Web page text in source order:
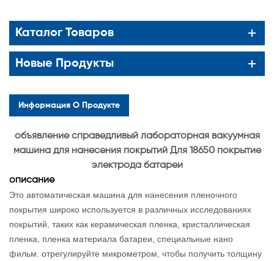
Каталог Товаров
Новые Продукты
Информация О Продукте
объявлениесправедливый лабораторная вакуумная
машина для нанесения покрытий Для 18650 покрытие
электрода батареи
описание
Это автоматическая машина для нанесения пленочного
покрытия широко используется в различных исследованиях
покрытий, таких как керамическая пленка, кристаллическая
пленка, пленка материала батареи, специальные нано
фильм. отрегулируйте микрометром, чтобы получить толщину